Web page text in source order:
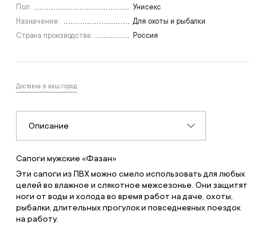
Пол:
Унисекс
Назначение:
Для охоты и рыбалки
Страна производства:
Россия
Доставка в ваш город
Описание
Сапоги мужские «Фазан»
Эти сапоги из ПВХ можно смело использовать для любых
целей во влажное и слякотное межсезонье. Они защитят
ноги от воды и холода во время работ на даче, охоты,
рыбалки, длительных прогулок и повседневных поездок
на работу.